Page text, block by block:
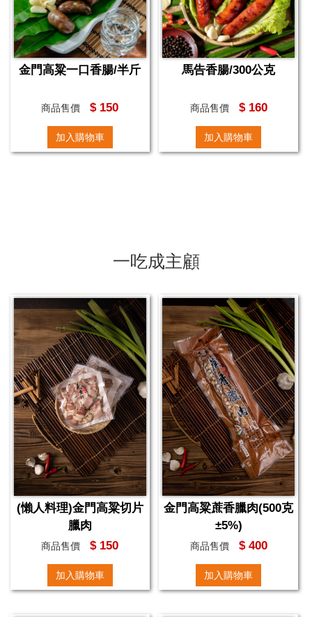
金門高粱一口香腸/半斤
商品售價 $ 150
加入購物車
馬告香腸/300公克
商品售價 $ 160
加入購物車
一吃成主顧
(懶人料理)金門高粱切片
臘肉
商品售價 $ 150
加入購物車
金門高粱蔗香臘肉(500克
±5%)
商品售價 $ 400
加入購物車